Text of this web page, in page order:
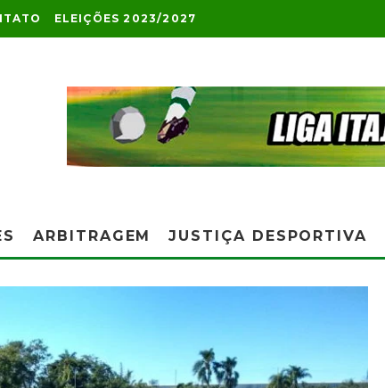
ELEIÇÕES 2023/2027
ARBITRAGEM JUSTIÇA DESPORTIVA